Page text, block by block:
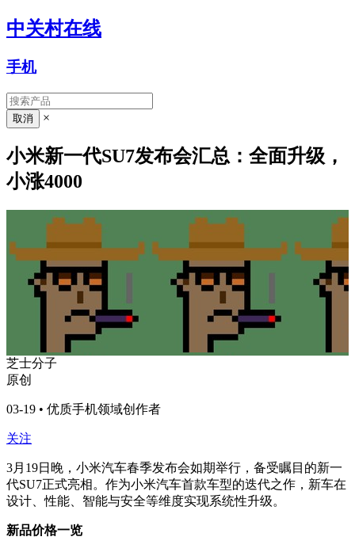
中关村在线
手机
×
小米新一代SU7发布会汇总：全面升级，
小涨4000
芝士分子
原创
03-19 • 优质手机领域创作者
关注
3月19日晚，小米汽车春季发布会如期举行，备受瞩目的新一
代SU7正式亮相。作为小米汽车首款车型的迭代之作，新车在
设计、性能、智能与安全等维度实现系统性升级。
新品价格一览